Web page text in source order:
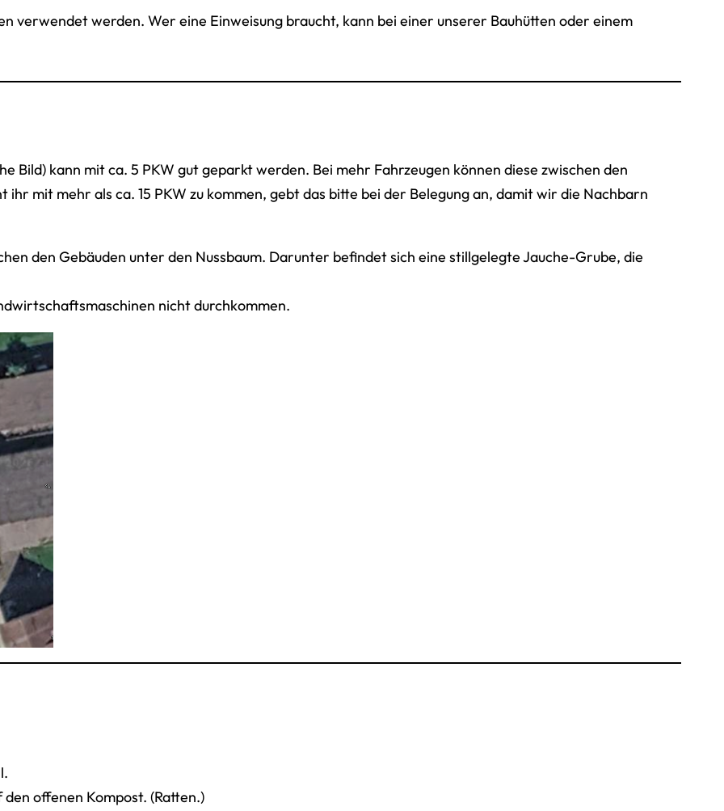
verwendet werden. Wer eine Einweisung braucht, kann bei einer unserer Bauhütten oder einem
Bild) kann mit ca. 5 PKW gut geparkt werden. Bei mehr Fahrzeugen können diese zwischen den
mit mehr als ca. 15 PKW zu kommen, gebt das bitte bei der Belegung an, damit wir die Nachbarn
den Gebäuden unter den Nussbaum. Darunter befindet sich eine stillgelegte Jauche-Grube, die
nicht durchkommen.
offenen Kompost. (Ratten.)